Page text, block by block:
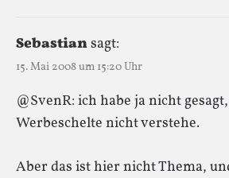
Sebastiansagt:
15. Mai 2008 um 15:20 Uhr
@SvenR: ich habe ja nicht
Werbeschelte nicht verstehe.
Aber das ist hier nicht Thema,